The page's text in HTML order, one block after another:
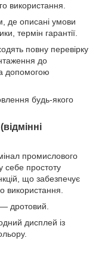
використання.
де описані умови
термін гарантії.
повну перевірку
до
допомогою
будь-якого
промислового
себе простоту
що забезпечує
використання.
дротовий.
дисплей із